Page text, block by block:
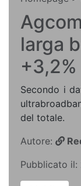
larga
+3,2%
Secondo i
del totale.
Autore:
Pubblicato il: